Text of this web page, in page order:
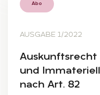
Abo
AUSGABE 1/2022
Aus­kunfts­recht
und
nach Art. 82